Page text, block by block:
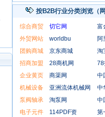
按B2B行业分类浏览 （
综合商贸 切它网
富
外贸网站
worldbu
阿
团购商城
京东商城
淘
招商加盟
28商机网
78
企业黄页
商渠网
中
机械设备
亚洲流体机械网
中
泵阀轴承
淘泵网
中
电子元件
114PDF资
第